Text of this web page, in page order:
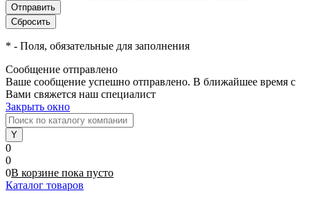
* - Поля, обязательные для заполнения
Сообщение отправлено
Ваше сообщение успешно отправлено. В ближайшее время с
Вами свяжется наш специалист
Закрыть окно
0
0
0В корзине пока пусто
Каталог товаров